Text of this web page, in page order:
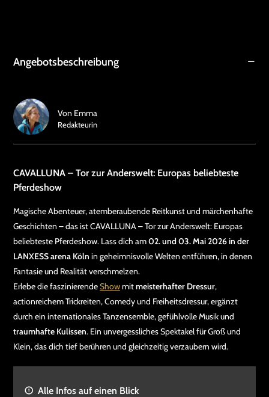
Angebotsbeschreibung
CAVALLUNA – Tor zur Anderswelt: Europas beliebteste
Pferdeshow
Magische Abenteuer, atemberaubende Reitkunst und märchenhafte
Geschichten – das ist CAVALLUNA – Tor zur Anderswelt: Europas
beliebteste Pferdeshow. Lass dich am02. und 03. Mai 2026 in der
LANXESS arena Köln in geheimnisvolle Welten entführen, in denen
Fantasie und Realität verschmelzen.
Erlebe die faszinierendeShowmitmeisterhafter Dressur,
actionreichem Trickreiten, Comedy und Freiheitsdressur, ergänzt
durch ein internationales Tanzensemble, gefühlvolle Musik und
traumhafte Kulissen. Ein unvergessliches Spektakel für Groß und
Klein, das dich tief berühren und gleichzeitig verzaubern wird.
Alle Infos auf einen Blick
Von Emma
Redakteurin